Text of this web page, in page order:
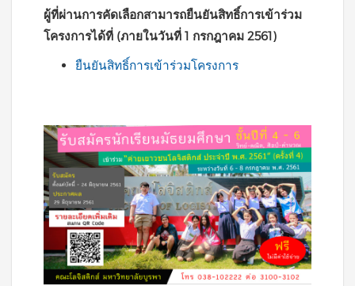
ผู้ที่ผ่านการคัดเลือกสามารถยืนยันสิทธิ์การเข้าร่วม
โครงการได้ที่ (ภายในวันที่ 1 กรกฎาคม 2561)
ยืนยันสิทธิ์การเข้าร่วมโครงการ